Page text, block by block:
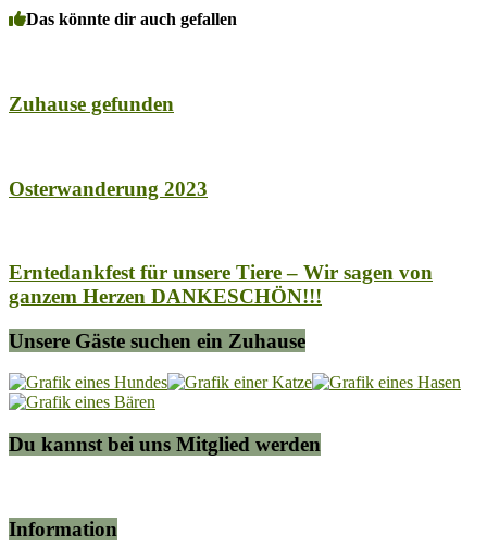
Das könnte dir auch gefallen
Zuhause gefunden
Osterwanderung 2023
Erntedankfest für unsere Tiere – Wir sagen von
ganzem Herzen DANKESCHÖN!!!
Unsere Gäste suchen ein Zuhause
Du kannst bei uns Mitglied werden
Information